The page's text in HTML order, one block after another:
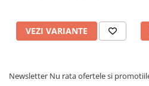
VEZI VARIANTE
Newsletter Nu rata ofertele si